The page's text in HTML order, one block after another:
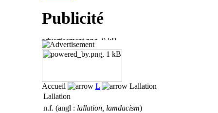
Publicité
Accueil L
Lallation
Lallation
n.f. (angl : lallation, lamdacism)